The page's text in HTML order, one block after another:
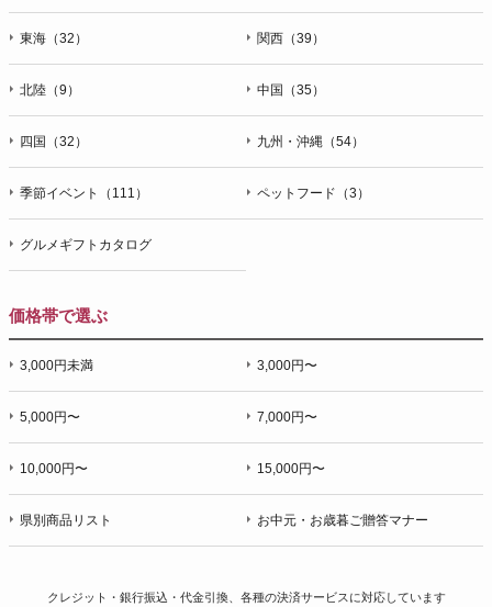
東海（32） 関西（39）
北陸（9） 中国（35）
四国（32） 九州・沖縄（54）
季節イベント（111） ペットフード（3）
グルメギフトカタログ
価格帯で選ぶ
3,000円未満 3,000円〜
5,000円〜 7,000円〜
10,000円〜 15,000円〜
県別商品リスト お中元・お歳暮ご贈答マナー
クレジット・銀行振込・代金引換、各種の決済サービスに対応しています